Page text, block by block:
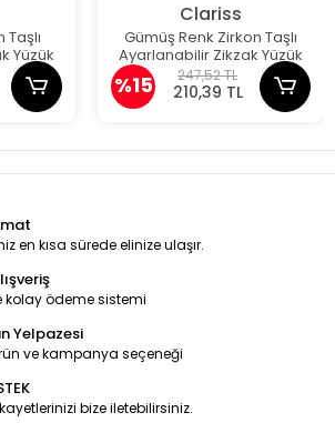
Yüzük
Clariss
Gümüş Renk Zirkon Taşlı
Ayarlanabilir Zikzak Yüzük
%15 247,52 TL
210,39 TL
en kısa sürede elinize ulaşır.
kolay ödeme sistemi
Yelpazesi
ve kampanya seçeneği
bize iletebilirsiniz.